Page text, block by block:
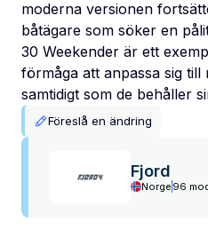
moderna versionen
båtägare som söker en
30 Weekender är ett
förmåga att anpassa sig till
samtidigt som de behåller
Föreslå en ändring
Fjord
Norge 96